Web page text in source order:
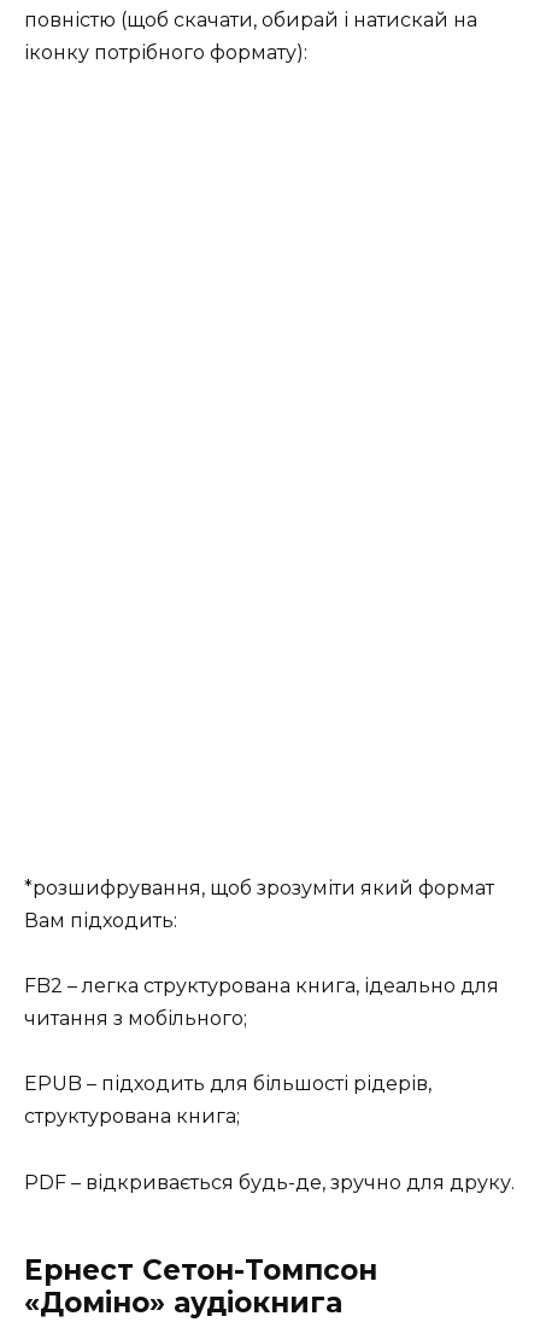
повністю (щоб скачати, обирай і натискай на
іконку потрібного формату):
*розшифрування, щоб зрозуміти який формат
Вам підходить:
FB2 – легка структурована книга, ідеально для
читання з мобільного;
EPUB – підходить для більшості рідерів,
структурована книга;
PDF – відкривається будь-де, зручно для друку.
Ернест Сетон-Томпсон
«Доміно» аудіокнига